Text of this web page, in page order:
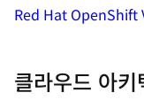
Red Hat OpenShift
클라우드 아